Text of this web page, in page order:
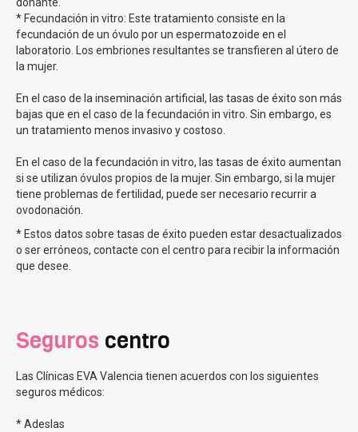
vitro.
Tipos de inseminación artificial en Clínicas EVA
En Clínicas Eva ofrecemos los dos tipos principales de
inseminación artificial:
La inseminación artificial conyugal (IAC):
procedimiento. Se recolecta la muestra de semen y se
procesa en el laboratorio para separar los
espermatozoides de mayor calidad. Luego, estos
La inseminación artificial de donante (IAD):se utiliza
una muestra de semen de un donante anónimo que
es el procedimiento cuando los problemas de infertilidad
son por parte del hombre.
Tasas de éxito en la inseminación artificial en Clínicas
* Fecundación in vitro: Este tratamiento consiste en la
fecundación de un óvulo por un espermatozoide en el
laboratorio. Los embriones resultantes se transfieren al útero de
la mujer.
En el caso de la inseminación artificial, las tasas de éxito son más
bajas que en el caso de la fecundación in vitro. Sin embargo, es
un tratamiento menos invasivo y costoso.
En el caso de la fecundación in vitro, las tasas de éxito aumentan
si se utilizan óvulos propios de la mujer. Sin embargo, si la mujer
tiene problemas de fertilidad, puede ser necesario recurrir a
ovodonación.
* Estos datos sobre tasas de éxito pueden estar desactualizados
o ser erróneos, contacte con el centro para recibir la información
que desee.
Seguros centro
Las Clínicas EVA Valencia tienen acuerdos con los siguientes
seguros médicos:
* Adeslas